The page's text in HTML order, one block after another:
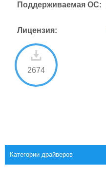
Категории драйверов
Поддерживаемая ОС:
Лицензия:
2674